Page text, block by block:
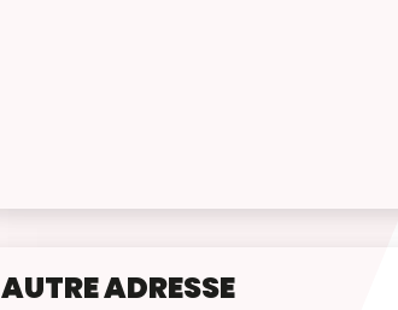
AUTRE ADRESSE